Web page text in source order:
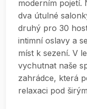
moderním pojetí.
dva útulné
druhý pro 30
intimní oslavy a
míst k sezení. V
vychutnat naše
zahrádce, která
relaxaci pod